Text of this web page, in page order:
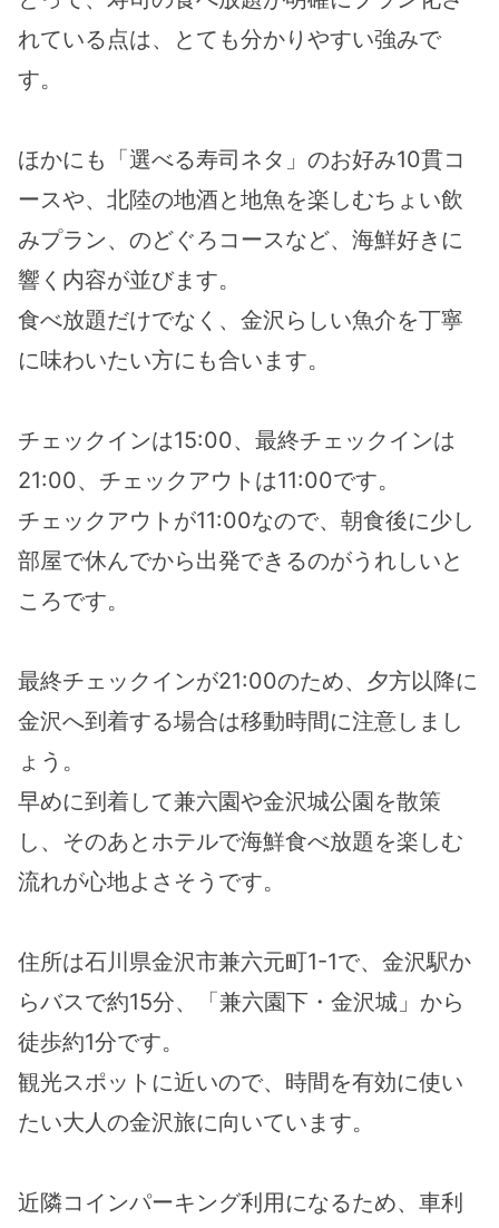
れている点は、とても分かりやすい強みで
す。
ほかにも「選べる寿司ネタ」のお好み10貫コ
ースや、北陸の地酒と地魚を楽しむちょい飲
みプラン、のどぐろコースなど、海鮮好きに
響く内容が並びます。
食べ放題だけでなく、金沢らしい魚介を丁寧
に味わいたい方にも合います。
チェックインは15:00、最終チェックインは
21:00、チェックアウトは11:00です。
チェックアウトが11:00なので、朝食後に少し
部屋で休んでから出発できるのがうれしいと
ころです。
最終チェックインが21:00のため、夕方以降に
金沢へ到着する場合は移動時間に注意しまし
ょう。
早めに到着して兼六園や金沢城公園を散策
し、そのあとホテルで海鮮食べ放題を楽しむ
流れが心地よさそうです。
住所は石川県金沢市兼六元町1-1で、金沢駅か
らバスで約15分、「兼六園下・金沢城」から
徒歩約1分です。
観光スポットに近いので、時間を有効に使い
たい大人の金沢旅に向いています。
近隣コインパーキング利用になるため、車利